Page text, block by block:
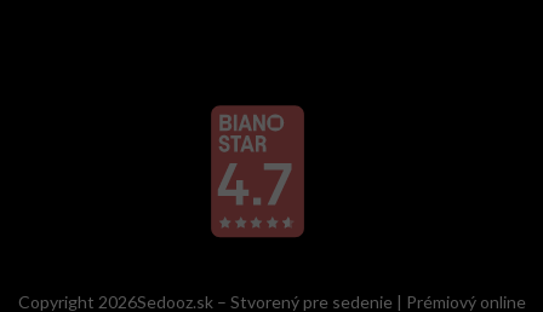
Copyright 2026Sedooz.sk – Stvorený pre sedenie | Prémiový online